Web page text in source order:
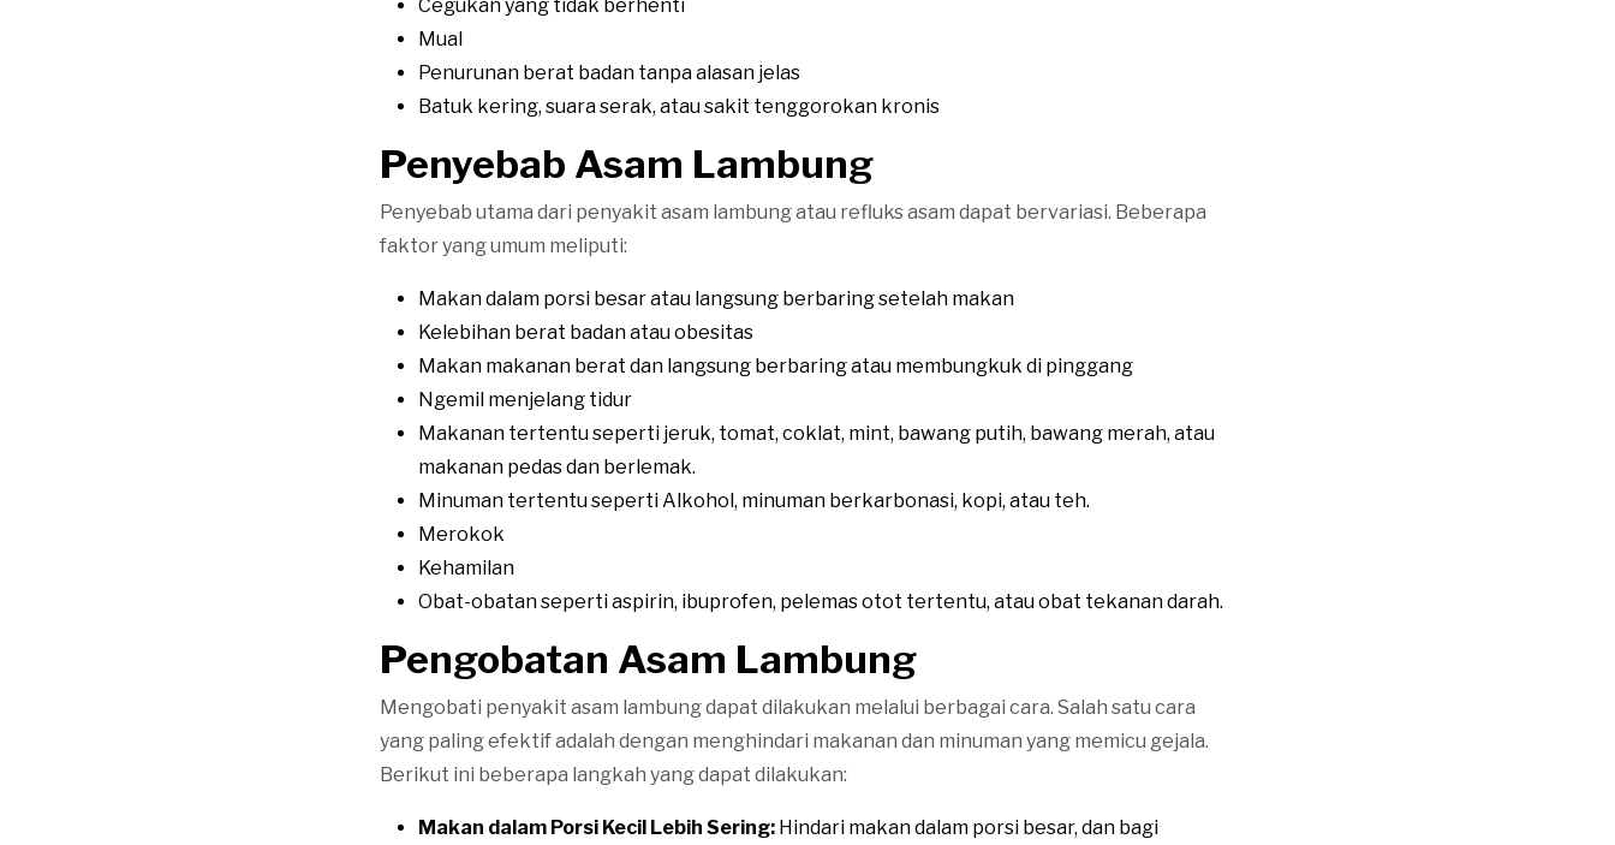
Cegukan yang tidak berhenti
Mual
Penurunan berat badan tanpa alasan jelas
Batuk kering, suara serak, atau sakit tenggorokan kronis
Penyebab Asam Lambung
Penyebab utama dari penyakit asam lambung atau refluks asam dapat bervariasi. Beberapa
faktor yang umum meliputi:
Makan dalam porsi besar atau langsung berbaring setelah makan
Kelebihan berat badan atau obesitas
Makan makanan berat dan langsung berbaring atau membungkuk di pinggang
Ngemil menjelang tidur
Makanan tertentu seperti jeruk, tomat, coklat, mint, bawang putih, bawang merah, atau
makanan pedas dan berlemak.
Minuman tertentu seperti Alkohol, minuman berkarbonasi, kopi, atau teh.
Merokok
Kehamilan
Obat-obatan seperti aspirin, ibuprofen, pelemas otot tertentu, atau obat tekanan darah.
Pengobatan Asam Lambung
Mengobati penyakit asam lambung dapat dilakukan melalui berbagai cara. Salah satu cara
yang paling efektif adalah dengan menghindari makanan dan minuman yang memicu gejala.
Berikut ini beberapa langkah yang dapat dilakukan:
Makan dalam Porsi Kecil Lebih Sering: Hindari makan dalam porsi besar, dan bagi